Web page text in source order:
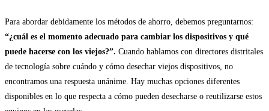
Para abordar debidamente los métodos de ahorro, debemos preguntarnos:
“¿cuál es el momento adecuado para cambiar los dispositivos y qué
puede hacerse con los viejos?”. Cuando hablamos con directores distritales
de tecnología sobre cuándo y cómo desechar viejos dispositivos, no
encontramos una respuesta unánime. Hay muchas opciones diferentes
disponibles en lo que respecta a cómo pueden desecharse o reutilizarse estos